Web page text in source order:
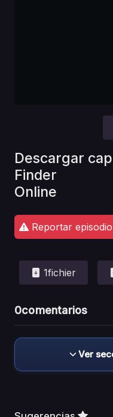
Descargar
Finder
Online
Reportar episodio
1fichier
0comentarios
Ver